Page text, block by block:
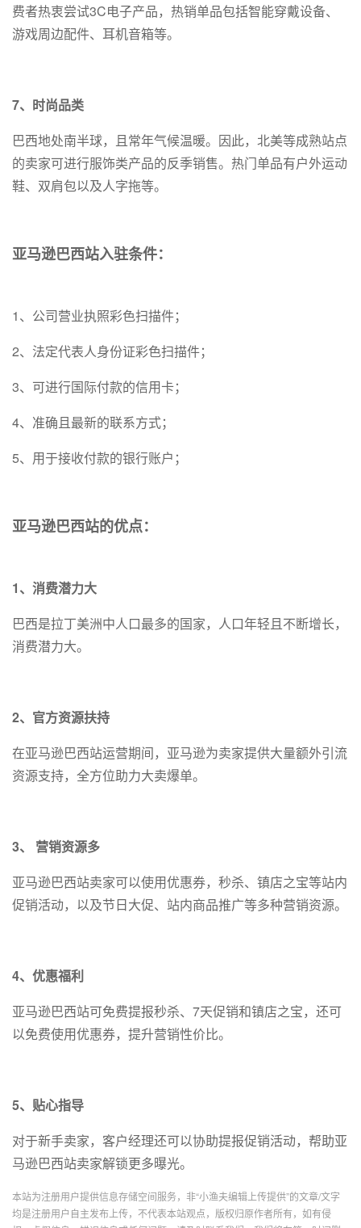
费者热衷尝试3C电子产品，热销单品包括智能穿戴设备、
游戏周边配件、耳机音箱等。
7、时尚品类
巴西地处南半球，且常年气候温暖。因此，北美等成熟站点
的卖家可进行服饰类产品的反季销售。热门单品有户外运动
鞋、双肩包以及人字拖等。
亚马逊巴西站入驻条件：
1、公司营业执照彩色扫描件；
2、法定代表人身份证彩色扫描件；
3、可进行国际付款的信用卡；
4、准确且最新的联系方式；
5、用于接收付款的银行账户；
亚马逊巴西站的优点：
1、消费潜力大
巴西是拉丁美洲中人口最多的国家，人口年轻且不断增长，
消费潜力大。
2、官方资源扶持
在亚马逊巴西站运营期间，亚马逊为卖家提供大量额外引流
资源支持，全方位助力大卖爆单。
3、 营销资源多
亚马逊巴西站卖家可以使用优惠券，秒杀、镇店之宝等站内
促销活动，以及节日大促、站内商品推广等多种营销资源。
4、优惠福利
亚马逊巴西站可免费提报秒杀、7天促销和镇店之宝，还可
以免费使用优惠券，提升营销性价比。
5、贴心指导
对于新手卖家，客户经理还可以协助提报促销活动，帮助亚
马逊巴西站卖家解锁更多曝光。
本站为注册用户提供信息存储空间服务，非“小渔夫编辑上传提供”的文章/文字
均是注册用户自主发布上传，不代表本站观点，版权归原作者所有，如有侵